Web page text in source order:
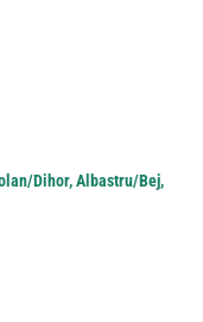
Dihor, Albastru/Bej,